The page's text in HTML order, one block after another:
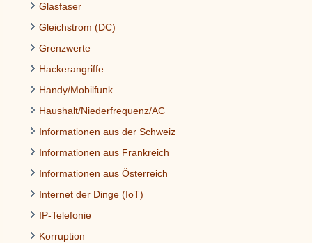
Glasfaser
Gleichstrom (DC)
Grenzwerte
Hackerangriffe
Handy/Mobilfunk
Haushalt/Niederfrequenz/AC
Informationen aus der Schweiz
Informationen aus Frankreich
Informationen aus Österreich
Internet der Dinge (IoT)
IP-Telefonie
Korruption